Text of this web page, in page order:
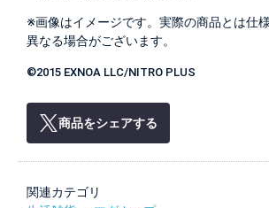
※画像はイメージです。実際の商品とは仕
異なる場合がございます。
©2015 EXNOA LLC/NITRO PLUS
商品をシェアする
関連カテゴリ